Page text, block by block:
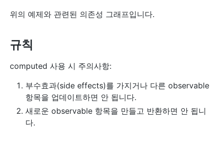
위의 예제와 관련된 의존성 그래프입니다.
규칙
computed 사용 시 주의사항:
부수효과(side effects)를 가지거나 다른 observable
항목을 업데이트하면 안 됩니다.
새로운 observable 항목을 만들고 반환하면 안 됩니
다.